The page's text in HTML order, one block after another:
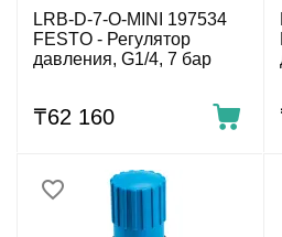
LRB-D-7-O-MINI 197534
FESTO - Регулятор
давления, G1/4, 7 бар
₸62 160